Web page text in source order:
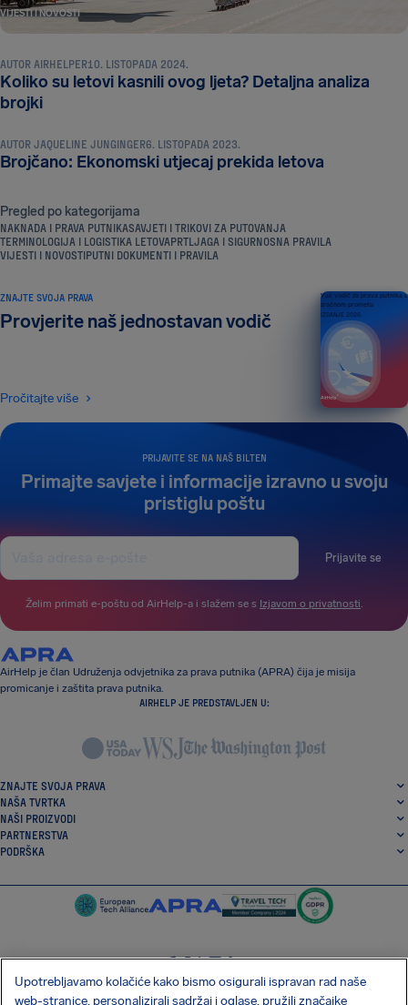
VIJESTI I NOVOSTI
AUTOR AIRHELPER10. LISTOPADA 2024.
Koliko su letovi kasnili ovog ljeta? Detaljna analiza
brojki
VIJESTI I NOVOSTI
AUTOR JAQUELINE JUNGINGER6. LISTOPADA 2023.
Brojčano: Ekonomski utjecaj prekida letova
Pregled po kategorijama
NAKNADA I PRAVA PUTNIKASAVJETI I TRIKOVI ZA PUTOVANJA
TERMINOLOGIJA I LOGISTIKA LETOVAPRTLJAGA I SIGURNOSNA PRAVILA
VIJESTI I NOVOSTIPUTNI DOKUMENTI I PRAVILA
PRIJAVITE SE NA NAŠ BILTEN
Primajte savjete i informacije izravno u svoju
pristiglu poštu
Prijavite se
Želim primati e-poštu od AirHelp-a i slažem se s Izjavom o privatnosti.
ZNAJTE SVOJA PRAVA
Provjerite naš jednostavan vodič
Pročitajte više
Vaš vodič za prava putnika u
zračnom prometu
IZDANJE 2026.
AirHelp je član Udruženja odvjetnika za prava putnika (APRA) čija je misija
promicanje i zaštita prava putnika.
AIRHELP JE PREDSTAVLJEN U:
ZNAJTE SVOJA PRAVA
NAŠA TVRTKA
NAŠI PROIZVODI
PARTNERSTVA
PODRŠKA
SocialFacebook
SocialTwitter
SocialInstagram
SocialLinkedin
Upotrebljavamo kolačiće kako bismo osigurali ispravan rad naše
web-stranice, personalizirali sadržaj i oglase, pružili značajke